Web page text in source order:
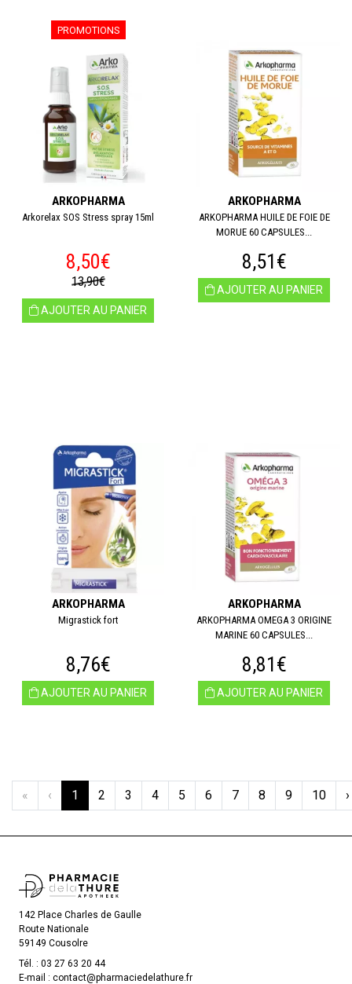
PROMOTIONS
ARKOPHARMA
Arkorelax SOS Stress spray 15ml
8,50€
13,90€
AJOUTER AU PANIER
ARKOPHARMA
ARKOPHARMA HUILE DE FOIE DE
MORUE 60 CAPSULES...
8,51€
AJOUTER AU PANIER
ARKOPHARMA
Migrastick fort
8,76€
AJOUTER AU PANIER
ARKOPHARMA
ARKOPHARMA OMEGA 3 ORIGINE
MARINE 60 CAPSULES...
8,81€
AJOUTER AU PANIER
« ‹ 1 2 3 4 5 6 7 8 9 10 ›
142 Place Charles de Gaulle
Route Nationale
59149 Cousolre
Tél. : 03 27 63 20 44
E-mail : contact@pharmaciedelathure.fr